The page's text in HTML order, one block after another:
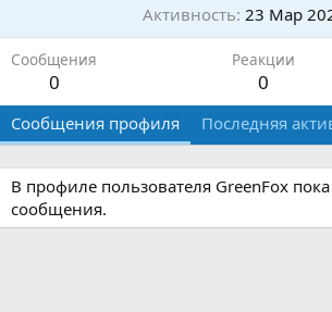
Активность 23 Мар
Сообщения
0
Реакции
0
Сообщения профиля Последняя
В профиле пользователя GreenFox
сообщения.